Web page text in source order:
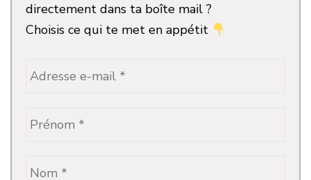
directement dans ta boîte mail ?
Choisis ce qui te met en appétit